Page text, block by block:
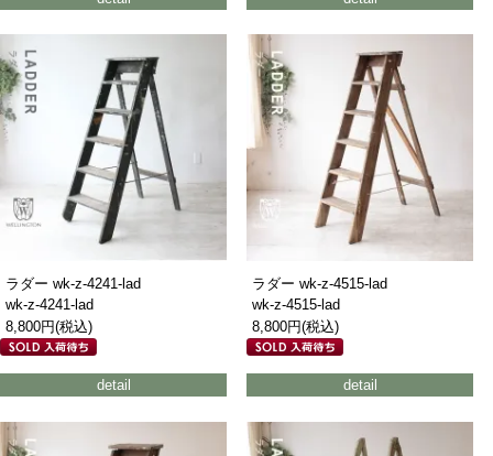
ラダー wk-z-4241-lad
wk-z-4241-lad
8,800円(税込)
detail
ラダー wk-z-4515-lad
wk-z-4515-lad
8,800円(税込)
detail